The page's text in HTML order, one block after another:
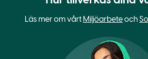
Läs mer om vårt Miljöarbeteoch